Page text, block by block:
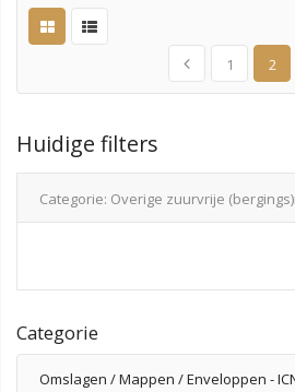
1 2
Huidige filters
Categorie Overige zuurvrije
Categorie
Omslagen / Mappen / Enveloppen -